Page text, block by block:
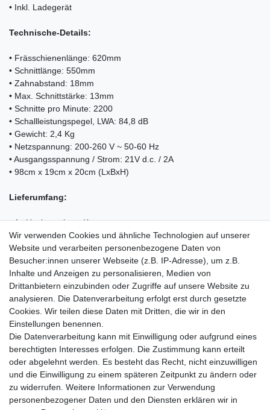
• Inkl. Ladegerät
Technische-Details:
• Frässchienenlänge: 620mm
• Schnittlänge: 550mm
• Zahnabstand: 18mm
• Max. Schnittstärke: 13mm
• Schnitte pro Minute: 2200
• Schallleistungspegel, LWA: 84,8 dB
• Gewicht: 2,4 Kg
• Netzspannung: 200-260 V ~ 50-60 Hz
• Ausgangsspannung / Strom: 21V d.c. / 2A
• 98cm x 19cm x 20cm (LxBxH)
Lieferumfang:
• 1x Heckenschere Kesser
• 1x Lithium Ionen Akku
• 1x Ladegerät
• 1x Betriebsanleitung
Einkaufen
Zahlungsarten
Versandarten & -kosten
Warenkorb
Mein Konto
Wir verwenden Cookies und ähnliche Technologien auf unserer
Website und verarbeiten personenbezogene Daten von
Besucher:innen unserer Webseite (z.B. IP-Adresse), um z.B.
Inhalte und Anzeigen zu personalisieren, Medien von
Drittanbietern einzubinden oder Zugriffe auf unsere Website zu
analysieren. Die Datenverarbeitung erfolgt erst durch gesetzte
Cookies. Wir teilen diese Daten mit Dritten, die wir in den
Einstellungen benennen.
Die Datenverarbeitung kann mit Einwilligung oder aufgrund eines
berechtigten Interesses erfolgen. Die Zustimmung kann erteilt
oder abgelehnt werden. Es besteht das Recht, nicht einzuwilligen
und die Einwilligung zu einem späteren Zeitpunkt zu ändern oder
zu widerrufen. Weitere Informationen zur Verwendung
personenbezogener Daten und den Diensten erklären wir in